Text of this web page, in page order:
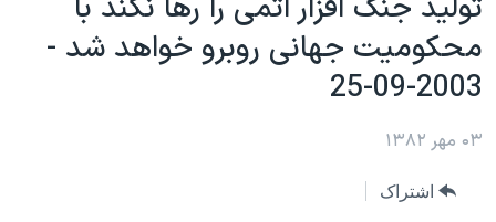
محتوای
اصلی
جهش
صفحه
جهش
موضوع ها
ایران
جهان
ورزشی
برنامه های تلویزیونی
جدول برنامه ها
صفحه‌های ویژه
جام جهانی ۲۰۲۶
فرکانس‌های صدای آمریکا
توليد جنگ افزار اتمی را رها نکند با
محکوميت جهانی روبرو خواهد شد -
2003-09-25
۰۳ مهر ۱۳۸۲
اشتراک